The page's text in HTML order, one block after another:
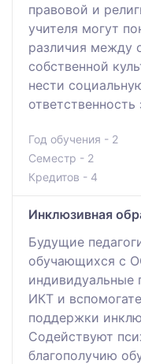
правовой и
учителя могут
различия между
собственной
нести
Год обучения - 2
Семестр - 2
Кредитов - 4
Инклюзивная
Будущие
обучающихся с
индивидуальные
ИКТ и
поддержки
Содействуют
благополучию